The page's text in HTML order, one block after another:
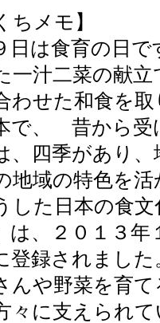
ちメモ】
日は食育の日
一汁二菜の献
わせた和食を
で、 昔から受
、四季があり
地域の特色を
した日本の食
は、２０１３
登録されまし
んや野菜を育
々に支えられ